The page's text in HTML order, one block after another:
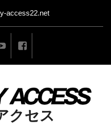
access22.net
クセス